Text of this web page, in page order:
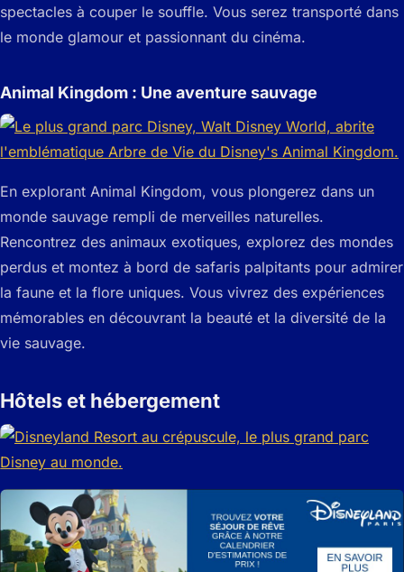
spectacles à couper le souffle. Vous serez transporté dans
le monde glamour et passionnant du cinéma.
Animal Kingdom : Une aventure sauvage
En explorant Animal Kingdom, vous plongerez dans un
monde sauvage rempli de merveilles naturelles.
Rencontrez des animaux exotiques, explorez des mondes
perdus et montez à bord de safaris palpitants pour admirer
la faune et la flore uniques. Vous vivrez des expériences
mémorables en découvrant la beauté et la diversité de la
vie sauvage.
Hôtels et hébergement